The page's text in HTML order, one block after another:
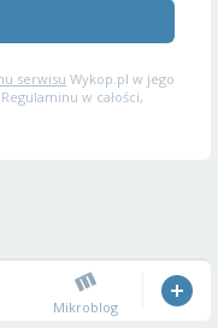
serwisu Wykop.pl w jego
w całości,
Mikroblog